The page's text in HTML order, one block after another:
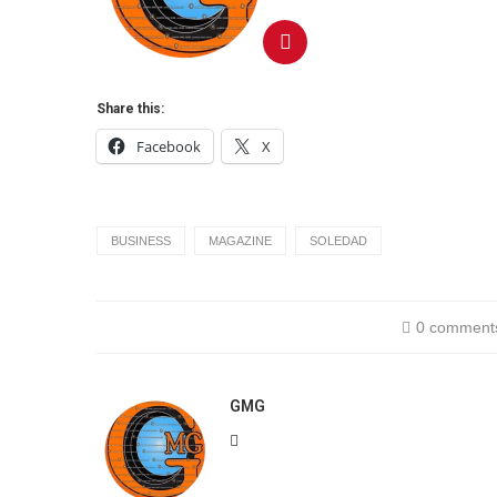
Share this:
Facebook X
BUSINESS MAGAZINE SOLEDAD
0
GMG